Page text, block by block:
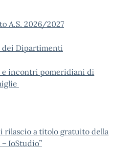
A.S. 2026/2027
dei Dipartimenti
incontri pomeridiani di
rilascio a titolo gratuito della
IoStudio”